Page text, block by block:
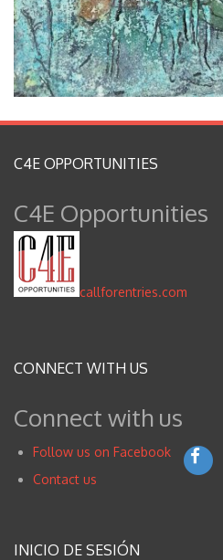
Finalists Finalistas 2017
Premio Fomenar 2017
Exposición Barcelona 2018
Blog
Inglés
C4E OPPORTUNITIES
C4E Opportunities
callforentries.com
CONNECT WITH US
Connect with us
Follow us on Facebook
Contact us
INICIO DE SESIÓN